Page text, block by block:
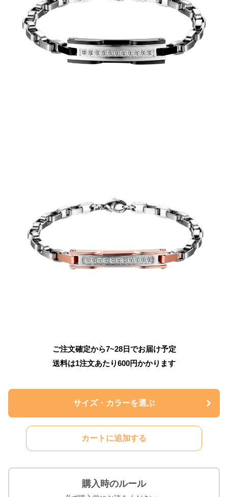
ご注文確定から7~28日でお届け予定
送料は1注文あたり600円かかります
サイズ・カラーを選ぶ
カートに追加する
購入時のルール